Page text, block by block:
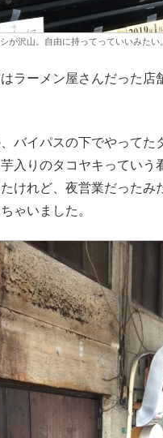
が沢山。自由に持ってっていいみたい。
ラーメン屋さんだった店
バイパスの下でやってた
入りのタコヤキっていう
けれど、夜営業だったみ
ゃいました。